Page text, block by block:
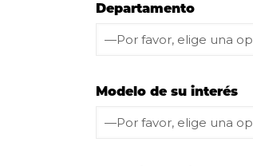
Departamento
Modelo de su interés